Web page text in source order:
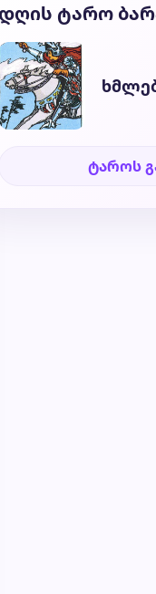
დღის ტარო
ტაროს